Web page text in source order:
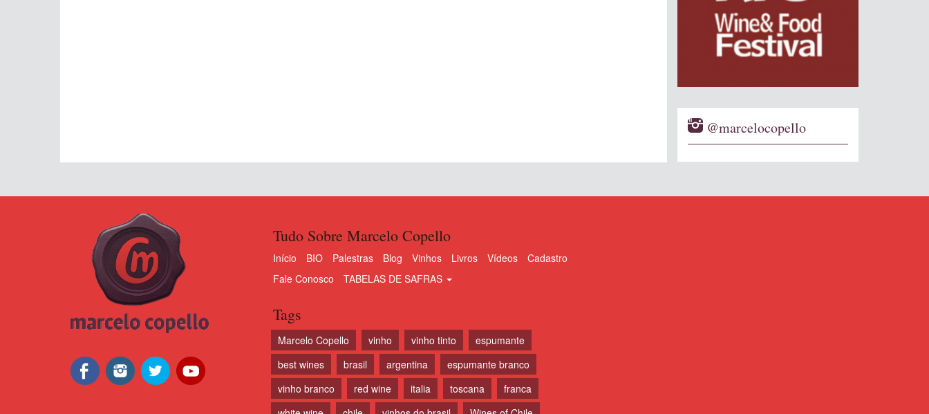
@marcelocopello
Tudo Sobre Marcelo Copello
Início BIO Palestras Blog Vinhos Livros Vídeos
Cadastro
Fale Conosco
TABELAS DE SAFRAS
Tags
Marcelo Copello vinho vinho tinto
espumante
best wines
brasil argentina
espumante branco
vinho branco
red wine italia toscana
franca